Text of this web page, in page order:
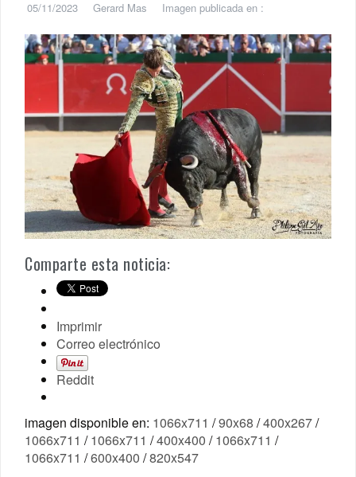
05/11/2023 Gerard Mas Imagen publicada en :
Comparte esta noticia:
Imprimir
Correo electrónico
Reddit
imagen disponible en: 1066x711 /90x68 /400x267/
1066x711 /1066x711 /400x400 /1066x711 /
1066x711 /600x400 /820x547